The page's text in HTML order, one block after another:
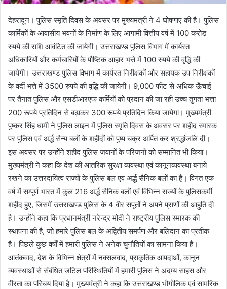
देहरादून। पुलिस स्मृति दिवस के अवसर पर मुख्यमंत्री ने 4 घोषणाएं की है। पुलिस
कार्मिकों के आवासीय भवनों के निर्माण के लिए आगामी वित्तीय वर्ष में 100 करोड़
रुपये की राशि आवंटित की जायेगी। उत्तराखण्ड पुलिस विभाग में कार्यरत
अधिकारियों और कर्मचारियों के पौष्टिक आहार भत्ते में 100 रुपये की वृद्धि की
जायेगी। उत्तराखण्ड पुलिस विभाग में कार्यरत निरीक्षकों और सहायक उप निरीक्षकों
के वर्दी भत्ते में 3500 रुपये की वृद्धि की जायेगी। 9,000 फीट से अधिक ऊँचाई
पर तैनात पुलिस और एसडीआरएफ कर्मियों को प्रदान की जा रही उच्च तुंगता भत्ता
200 रूपये प्रतिदिन से बढ़ाकर 300 रूपये प्रतिदिन किया जायेगा। मुख्यमंत्री
पुष्कर सिंह धामी ने पुलिस लाइन में पुलिस स्मृति दिवस के अवसर पर शहीद स्मारक
पर पुलिस एवं अर्द्ध सैन्य बलों के शहीदों को पुष्प चक्र अर्पित कर श्रद्धांजलि दी।
इस अवसर पर उन्होंने शहीद पुलिस जवानों के परिजनों को सम्मानित भी किया।
मुख्यमंत्री ने कहा कि देश की आंतरिक सुरक्षा व्यवस्था एवं कानूनव्यवस्था बनाये
रखने का उत्तरदायित्व राज्यों के पुलिस बल एवं अर्द्ध सैनिक बलों का है। विगत एक
वर्ष में सम्पूर्ण भारत में कुल 216 अर्द्ध सैनिक बलों एवं विभिन्न राज्यों के पुलिसकर्मी
शहीद हुए, जिसमें उत्तराखण्ड पुलिस के 4 वीर सपूतों ने अपने प्राणों की आहुति दी
है। उन्होंने कहा कि प्रधानमंत्री नरेन्द्र मोदी ने राष्ट्रीय पुलिस स्मारक की
स्थापना की है, जो हमारे पुलिस बल के अद्वितीय समर्पण और बलिदान का प्रतीक
है। पिछले कुछ वर्षों में हमारी पुलिस ने अनेक चुनौतियों का सामना किया है।
आतंकवाद, देश के विभिन्न क्षेत्रों में नक्सलवाद, प्राकृतिक आपदाओं, कानून
व्यवस्थाओं से संबंधित जटिल परिस्थितियों में हमारी पुलिस ने अदम्य साहस और
वीरता का परिचय दिया है। मुख्यमंत्री ने कहा कि उत्तराखण्ड भौगोलिक एवं सामरिक